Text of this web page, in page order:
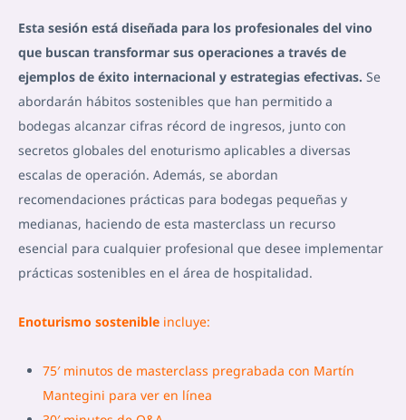
Esta sesión está diseñada para los profesionales del vino
que buscan transformar sus operaciones a través de
ejemplos de éxito internacional y estrategias efectivas. Se
abordarán hábitos sostenibles que han permitido a
bodegas alcanzar cifras récord de ingresos, junto con
secretos globales del enoturismo aplicables a diversas
escalas de operación. Además, se abordan
recomendaciones prácticas para bodegas pequeñas y
medianas, haciendo de esta masterclass un recurso
esencial para cualquier profesional que desee implementar
prácticas sostenibles en el área de hospitalidad.
Enoturismo sostenible incluye:
75′ minutos de masterclass pregrabada con Martín
Mantegini para ver en línea